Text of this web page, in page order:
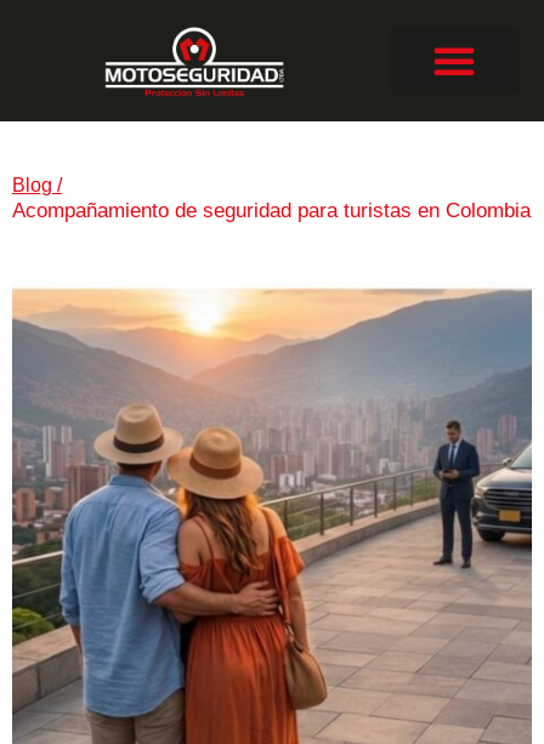
Blog /
Acompañamiento de seguridad para turistas en Colombia